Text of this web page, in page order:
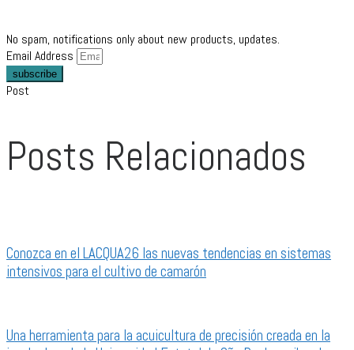
No spam, notifications only about new products, updates.
Email Address
subscribe
Post
Posts Relacionados
Conozca en el LACQUA26 las nuevas tendencias en sistemas
intensivos para el cultivo de camarón
Una herramienta para la acuicultura de precisión creada en la